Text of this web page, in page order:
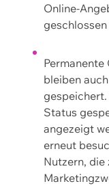
Online-
geschlossen
Permanente
bleiben
Status
angezeigt
erneut
Nutzern, die